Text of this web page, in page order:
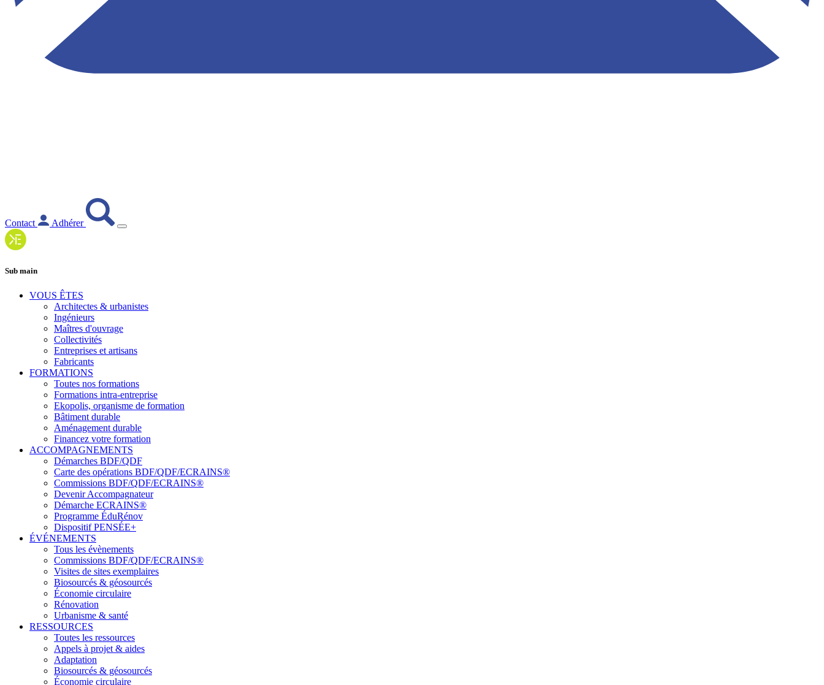
Contact Adhérer
Sub main
VOUS ÊTES
Architectes & urbanistes
Ingénieurs
Maîtres d'ouvrage
Collectivités
Entreprises et artisans
Fabricants
FORMATIONS
Toutes nos formations
Formations intra-entreprise
Ekopolis, organisme de formation
Bâtiment durable
Aménagement durable
Financez votre formation
ACCOMPAGNEMENTS
Démarches BDF/QDF
Carte des opérations BDF/QDF/ECRAINS®
Commissions BDF/QDF/ECRAINS®
Devenir Accompagnateur
Démarche ECRAINS®
Programme ÉduRénov
Dispositif PENSÉE+
ÉVÉNEMENTS
Tous les évènements
Commissions BDF/QDF/ECRAINS®
Visites de sites exemplaires
Biosourcés & géosourcés
Économie circulaire
Rénovation
Urbanisme & santé
RESSOURCES
Toutes les ressources
Appels à projet & aides
Adaptation
Biosourcés & géosourcés
Économie circulaire